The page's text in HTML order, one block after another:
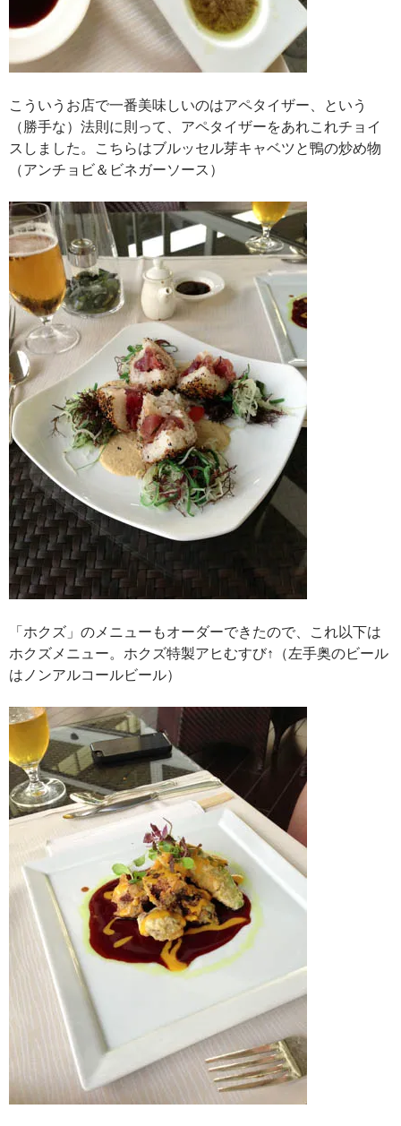
こういうお店で一番美味しいのはアペタイザー、という
（勝手な）法則に則って、アペタイザーをあれこれチョイ
スしました。こちらはブルッセル芽キャベツと鴨の炒め物
（アンチョビ＆ビネガーソース）
「ホクズ」のメニューもオーダーできたので、これ以下は
ホクズメニュー。ホクズ特製アヒむすび↑（左手奥のビール
はノンアルコールビール）